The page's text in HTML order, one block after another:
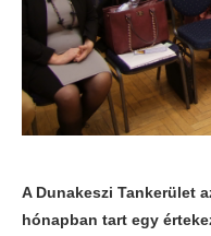
A Dunakeszi Tankerület
hónapban tart egy